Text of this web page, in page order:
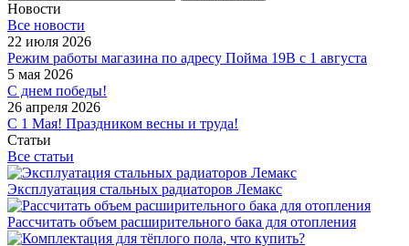
Новости
Все новости
22 июля 2026
Режим работы магазина по адресу Пойма 19В с 1 августа
5 мая 2026
С днем победы!
26 апреля 2026
С 1 Мая! Праздником весны и труда!
Статьи
Все статьи
Эксплуатация стальных радиаторов Лемакс
Рассчитать объем расширительного бака для отопления